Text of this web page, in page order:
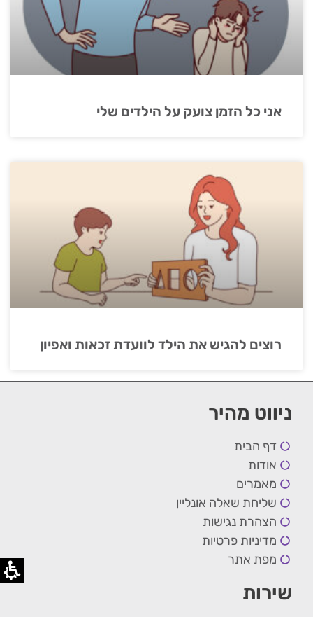
אני כל הזמן צועק על הילדים שלי
רוצים להגיש את הילד לוועדת זכאות ואפיון
ניווט מהיר
דף הבית
אודות
מאמרים
שליחת שאלה אונליין
הצהרת נגישות
מדיניות פרטיות
מפת אתר
שירות